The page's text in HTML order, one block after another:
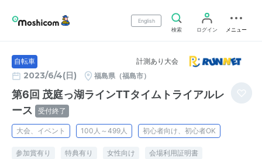
English
検索
ログイン メニュー
自転車 計測あり大会
2023/6/4(日) 福島県（福島市）
第6回 茂庭っ湖ラインTTタイムトライアルレ
ース
受付終了
大会、イベント 100人～499人 初心者向け、初心者OK
参加賞有り 特典有り 女性向け 会場利用証明書